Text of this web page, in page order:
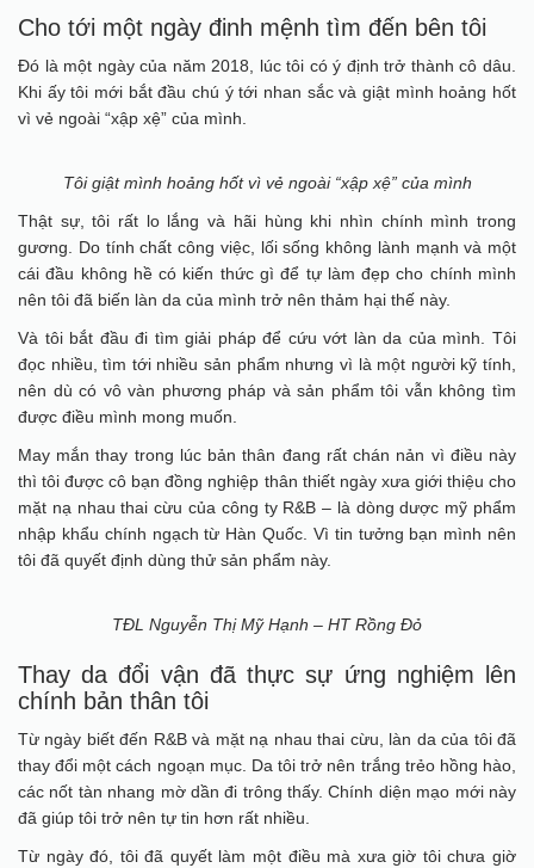
Cho tới một ngày đinh mệnh tìm đến bên tôi
Đó là một ngày của năm 2018, lúc tôi có ý định trở thành cô dâu.
Khi ấy tôi mới bắt đầu chú ý tới nhan sắc và giật mình hoảng hốt
vì vẻ ngoài “xập xệ” của mình.
Tôi giật mình hoảng hốt vì vẻ ngoài “xập xệ” của mình
Thật sự, tôi rất lo lắng và hãi hùng khi nhìn chính mình trong
gương. Do tính chất công việc, lối sống không lành mạnh và một
cái đầu không hề có kiến thức gì để tự làm đẹp cho chính mình
nên tôi đã biến làn da của mình trở nên thảm hại thế này.
Và tôi bắt đầu đi tìm giải pháp để cứu vớt làn da của mình. Tôi
đọc nhiều, tìm tới nhiều sản phẩm nhưng vì là một người kỹ tính,
nên dù có vô vàn phương pháp và sản phẩm tôi vẫn không tìm
được điều mình mong muốn.
May mắn thay trong lúc bản thân đang rất chán nản vì điều này
thì tôi được cô bạn đồng nghiệp thân thiết ngày xưa giới thiệu cho
mặt nạ nhau thai cừu của công ty R&B – là dòng dược mỹ phẩm
nhập khẩu chính ngạch từ Hàn Quốc. Vì tin tưởng bạn mình nên
tôi đã quyết định dùng thử sản phẩm này.
TĐL Nguyễn Thị Mỹ Hạnh – HT Rồng Đỏ
Thay da đổi vận đã thực sự ứng nghiệm lên
chính bản thân tôi
Từ ngày biết đến R&B và mặt nạ nhau thai cừu, làn da của tôi đã
thay đổi một cách ngoạn mục. Da tôi trở nên trắng trẻo hồng hào,
các nốt tàn nhang mờ dần đi trông thấy. Chính diện mạo mới này
đã giúp tôi trở nên tự tin hơn rất nhiều.
Từ ngày đó, tôi đã quyết làm một điều mà xưa giờ tôi chưa giờ